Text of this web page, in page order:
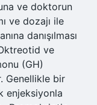
ve doktorun
ve dozajı ile
danışılması
ve
(GH)
Genellikle bir
enjeksiyonla